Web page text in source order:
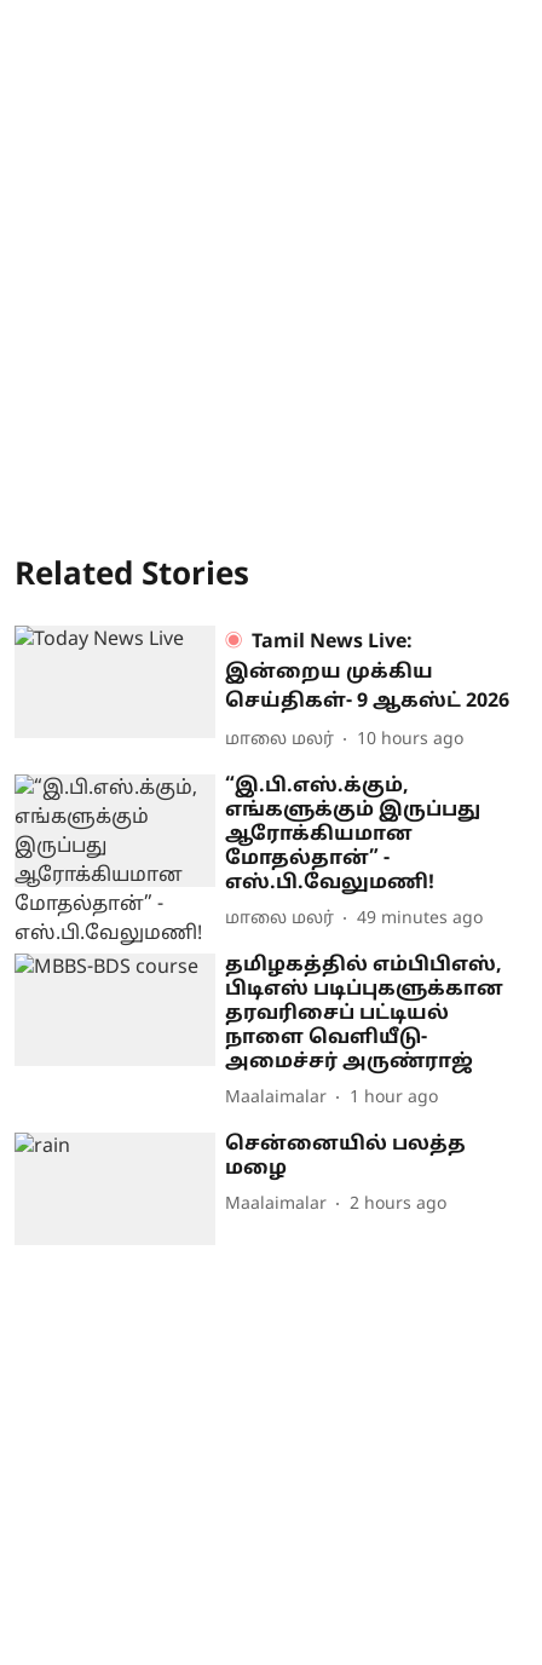
Related Stories
Tamil News Live:
இன்றைய முக்கிய
செய்திகள்- 9 ஆகஸ்ட் 2026
மாலை மலர் 10 hours ago
“இ.பி.எஸ்.க்கும்,
எங்களுக்கும் இருப்பது
ஆரோக்கியமான
மோதல்தான்” -
எஸ்.பி.வேலுமணி!
மாலை மலர் 49 minutes ago
தமிழகத்தில் எம்பிபிஎஸ்,
பிடிஎஸ் படிப்புகளுக்கான
தரவரிசைப் பட்டியல்
நாளை வெளியீடு-
அமைச்சர் அருண்ராஜ்
Maalaimalar 1 hour ago
சென்னையில் பலத்த
மழை
Maalaimalar 2 hours ago